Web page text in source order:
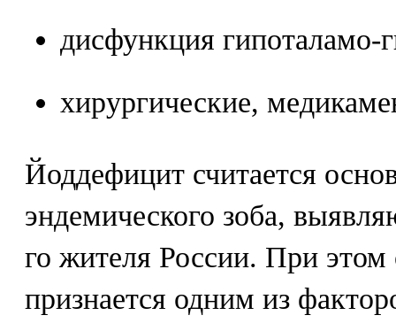
дисфункция гипоталамо-
хирургические,
Йоддефицит считается
эндемического зоба,
го жителя России. При
признается одним из